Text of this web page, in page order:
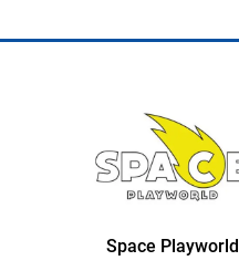
Space Playworld